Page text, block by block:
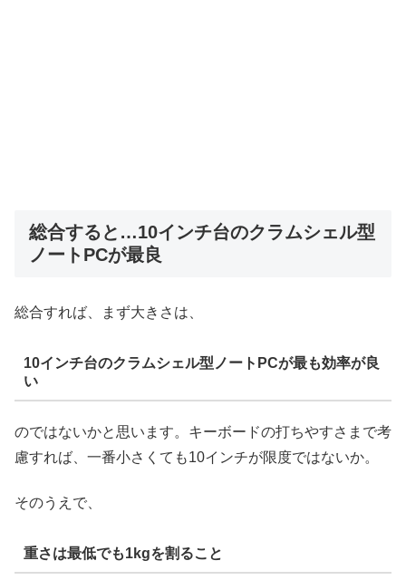
総合すると…10インチ台のクラムシェル型
ノートPCが最良
総合すれば、まず大きさは、
10インチ台のクラムシェル型ノートPCが最も効率が良
い
のではないかと思います。キーボードの打ちやすさまで考
慮すれば、一番小さくても10インチが限度ではないか。
そのうえで、
重さは最低でも1kgを割ること